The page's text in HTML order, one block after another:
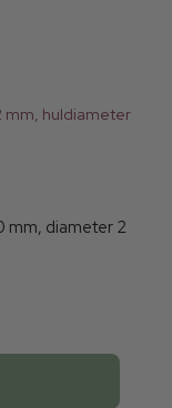
mm, huldiameter
mm, diameter 2